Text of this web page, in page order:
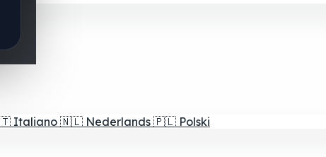
Italiano 🇳🇱 Nederlands 🇵🇱 Polski